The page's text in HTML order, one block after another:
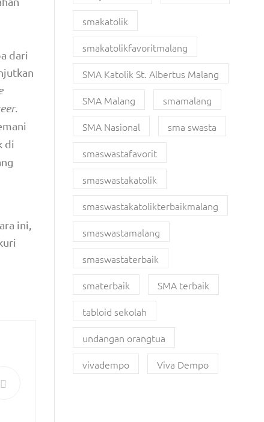
dari
.
di
ini,
smakatolik
smakatolikfavoritmalang
SMA Katolik St. Albertus Malang
SMA Malang
smamalang
SMA Nasional
sma swasta
smaswastafavorit
smaswastakatolik
smaswastakatolikterbaikmalang
smaswastamalang
smaswastaterbaik
smaterbaik
SMA terbaik
tabloid sekolah
undangan orangtua
vivadempo
Viva Dempo